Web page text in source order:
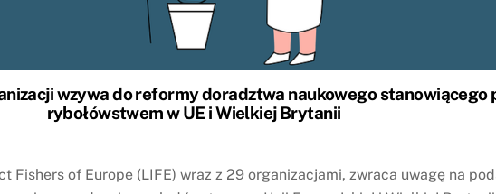
wzywa do reformy doradztwa naukowego stanowiącego
rybołówstwem w UE i Wielkiej Brytanii
Fishers of Europe (LIFE) wraz z 29 organizacjami, zwraca uwagę na